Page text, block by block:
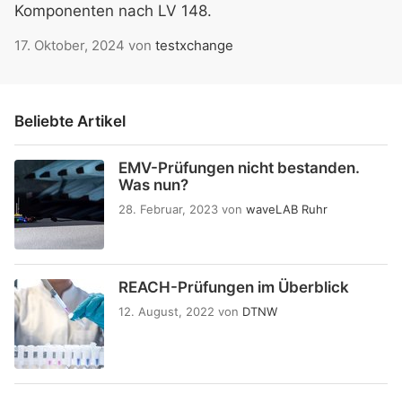
Komponenten nach LV 148.
17. Oktober, 2024 von testxchange
Beliebte Artikel
EMV-Prüfungen nicht bestanden.
Was nun?
28. Februar, 2023 von waveLAB Ruhr
REACH-Prüfungen im Überblick
12. August, 2022 von DTNW